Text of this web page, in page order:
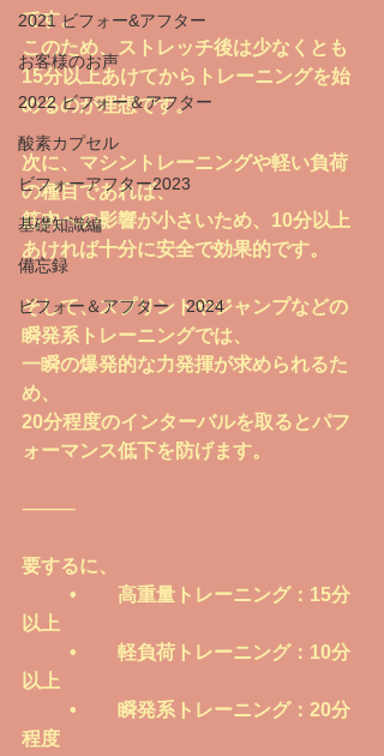
2021 ビフォー&アフター
お客様のお声
2022 ビフォー＆アフター
酸素カプセル
ビフォーアフター2023
基礎知識編
備忘録
ビフォー＆アフター 2024
です。
このため、ストレッチ後は少なくとも
15分以上あけてからトレーニングを始
めるのが理想です。
次に、マシントレーニングや軽い負荷
の種目であれば、
筋肉への影響が小さいため、10分以上
あければ十分に安全で効果的です。
そして、スプリントやジャンプなどの
瞬発系トレーニングでは、
一瞬の爆発的な力発揮が求められるた
め、
20分程度のインターバルを取るとパフ
ォーマンス低下を防げます。
⸻
要するに、
以上
以上
程度